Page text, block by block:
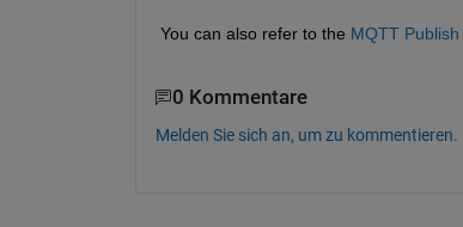
You can also refer to the MQTT Publish
0 Kommentare
Melden Sie sich an, um zu kommentieren.